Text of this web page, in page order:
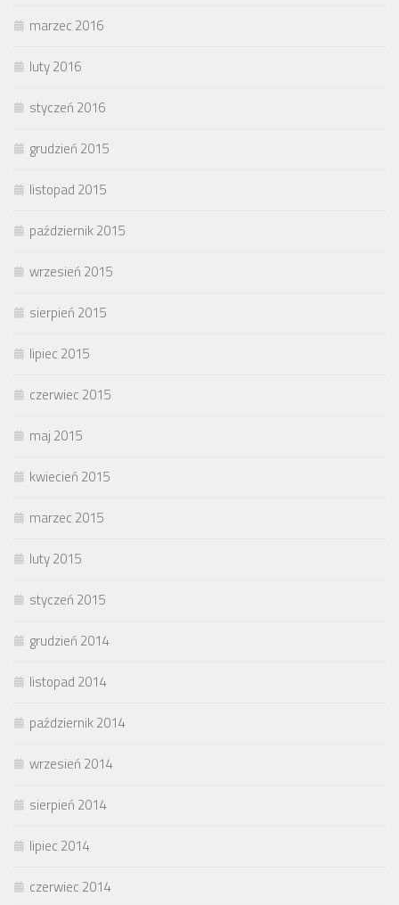
marzec 2016
luty 2016
styczeń 2016
grudzień 2015
listopad 2015
październik 2015
wrzesień 2015
sierpień 2015
lipiec 2015
czerwiec 2015
maj 2015
kwiecień 2015
marzec 2015
luty 2015
styczeń 2015
grudzień 2014
listopad 2014
październik 2014
wrzesień 2014
sierpień 2014
lipiec 2014
czerwiec 2014